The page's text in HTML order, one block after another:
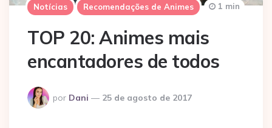
Notícias Recomendações de Animes
TOP 20: Animes mais
encantadores de todos
Postado
por
por Dani 25 de agosto de 2017
1 min